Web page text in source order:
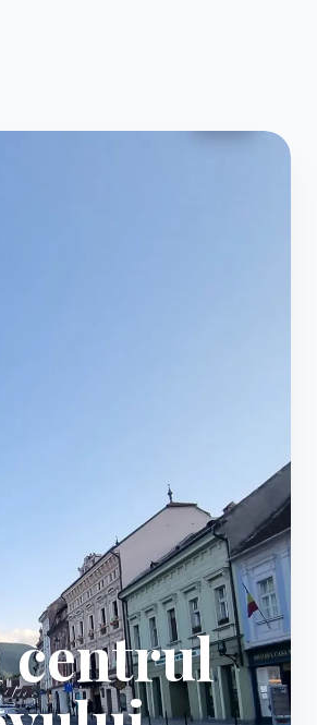
centrul